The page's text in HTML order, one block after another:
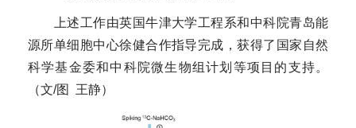
上述工作由英国牛津大学工程系和中科院青岛能
源所单细胞中心徐健合作指导完成，获得了国家自然
科学基金委和中科院微生物组计划等项目的支持。
（文/图 王静）